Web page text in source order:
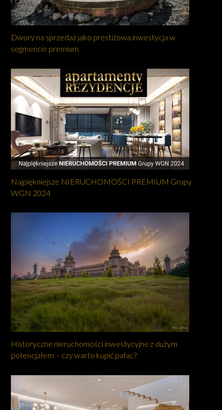
Dwory na sprzedaż jako prestiżowa inwestycja w
segmencie premium
Najpiękniejsze NIERUCHOMOŚCI PREMIUM Grupy
WGN 2024
Historyczne nieruchomości inwestycyjne z dużym
potencjałem – czy warto kupić pałac?